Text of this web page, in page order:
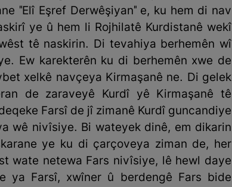
"Elî Eşref Derwêşiyan" e, ku hem di nav
ye û hem li Rojhilatê Kurdistanê wekî
tê naskirin. Di tevahiya berhemên wî
Ew karekterên ku di berhemên xwe de
xelkê navçeya Kirmaşanê ne. Di gelek
de zaraveyê Kurdî yê Kirmaşanê tê
Farsî de jî zimanê Kurdî guncandiye
wê nivîsiye. Bi wateyek dinê, em dikarin
ye ku di çarçoveya ziman de, her
wate netewa Fars nivîsiye, lê hewl daye
ya Farsî, xwîner û berdengê Fars bide